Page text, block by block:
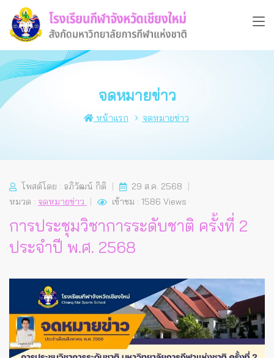
จดหมายข่าว
หน้าแรก จดหมายข่าว
โพสต์โดย : อภิวัฒน์ กิติ
29 ส.ค. 2568
หมวด : จดหมายข่าว เข้าชม : 1586 Views
การประชุมวิชาการระดับชาติ ครั้งที่ 2
ประจำปี พ.ศ. 2568